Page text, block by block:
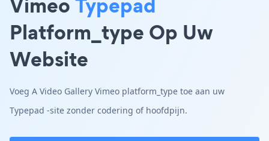
Platform_type Op Uw
Website
Voeg A Video Gallery Vimeo platform_type toe aan uw
Typepad -site zonder codering of hoofdpijn.